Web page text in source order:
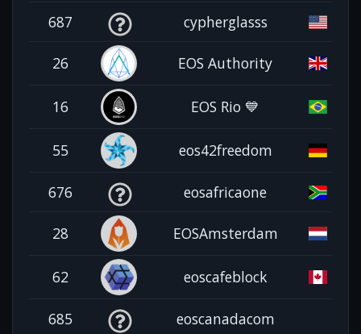
687 cypherglasss
26 EOS Authority
16 EOS Rio 💙
55 eos42freedom
676 eosafricaone
28 EOSAmsterdam
62 eoscafeblock
685 eoscanadacom